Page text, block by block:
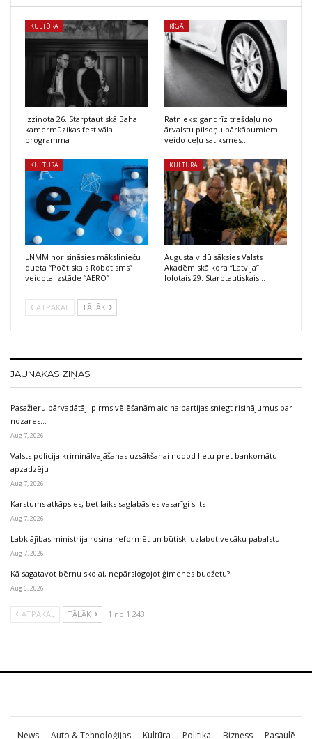
KULTŪRA
Izziņota 26. Starptautiskā Baha
kamermūzikas festivāla
programma
RĪGĀ
Ratnieks: gandrīz trešdaļu no
ārvalstu pilsoņu pārkāpumiem
veido ceļu satiksmes…
KULTŪRA
LNMM norisināsies mākslinieču
dueta “Poētiskais Robotisms”
veidota izstāde “AERO”
KULTŪRA
Augusta vidū sāksies Valsts
Akadēmiskā kora “Latvija”
lolotais 29. Starptautiskais…
ATPAKAĻ TĀLĀK
JAUNĀKĀS ZIŅAS
Pasažieru pārvadātāji pirms vēlēšanām aicina partijas sniegt risinājumus par
nozares…
Aug 7, 2026
Valsts policija kriminālvajāšanas uzsākšanai nodod lietu pret bankomātu
apzadzēju
Aug 7, 2026
Karstums atkāpsies, bet laiks saglabāsies vasarīgi silts
Aug 7, 2026
Labklājības ministrija rosina reformēt un būtiski uzlabot vecāku pabalstu
Aug 7, 2026
Kā sagatavot bērnu skolai, nepārslogojot ģimenes budžetu?
Aug 6, 2026
ATPAKAĻ TĀLĀK 1 no 1 243
News Auto & Tehnoloģijas Kultūra Politika Bizness Pasaulē